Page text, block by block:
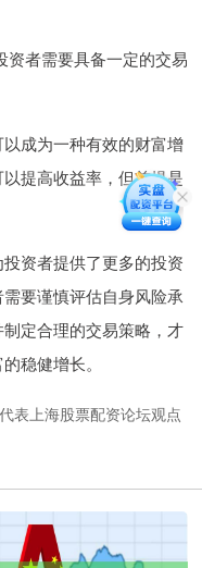
者需要具备一定的交易
成为一种有效的财富增
提高收益率，但前提是
资者提供了更多的投资
要谨慎评估自身风险承
定合理的交易策略，才
稳健增长。
表上海股票配资论坛观点